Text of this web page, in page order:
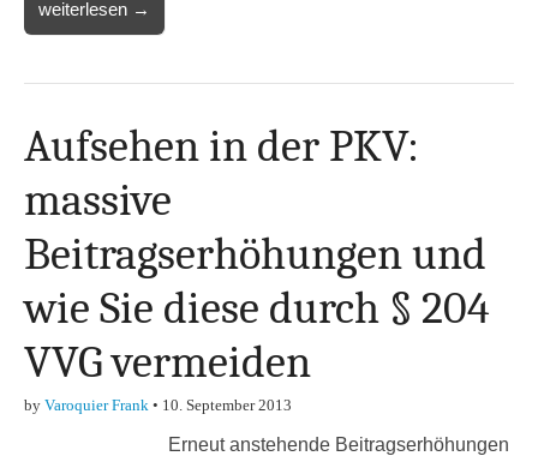
weiterlesen →
Aufsehen in der PKV:
massive
Beitragserhöhungen und
wie Sie diese durch § 204
VVG vermeiden
by Varoquier Frank • 10. September 2013
Erneut anstehende Beitragserhöhungen